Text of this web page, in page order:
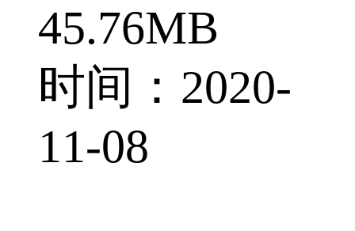
45.76MB
时间：2020-
11-08